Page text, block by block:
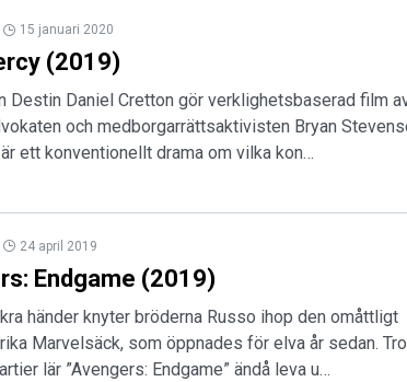
15 januari 2020
(2019)
Destin Daniel Cretton gör verklighetsbaserad film
och medborgarrättsaktivisten Bryan
ett konventionellt drama om vilka kon…
24 april 2019
Endgame (2019)
händer knyter bröderna Russo ihop den omåttligt
Marvelsäck, som öppnades för elva år sedan.
lär ”Avengers: Endgame” ändå leva u…